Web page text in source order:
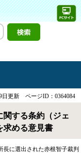
日更新 ページID：0364084
関する条約（ジェ
求める意見書
に選出された赤根智子裁判